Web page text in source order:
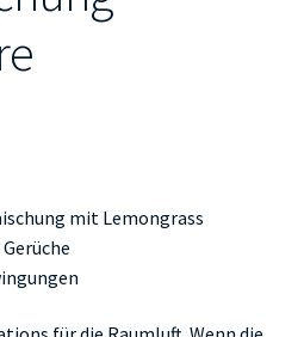
mit Lemongrass